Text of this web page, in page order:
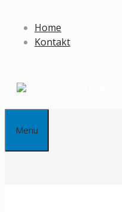
Inhalt
Home
Kontakt
Menu